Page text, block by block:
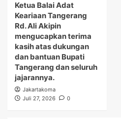
Ketua Balai Adat
Keariaan Tangerang
Rd. Ali Akipin
mengucapkan terima
kasih atas dukungan
dan bantuan Bupati
Tangerang dan seluruh
jajarannya.
Jakartakoma
Juli 27, 2026
0